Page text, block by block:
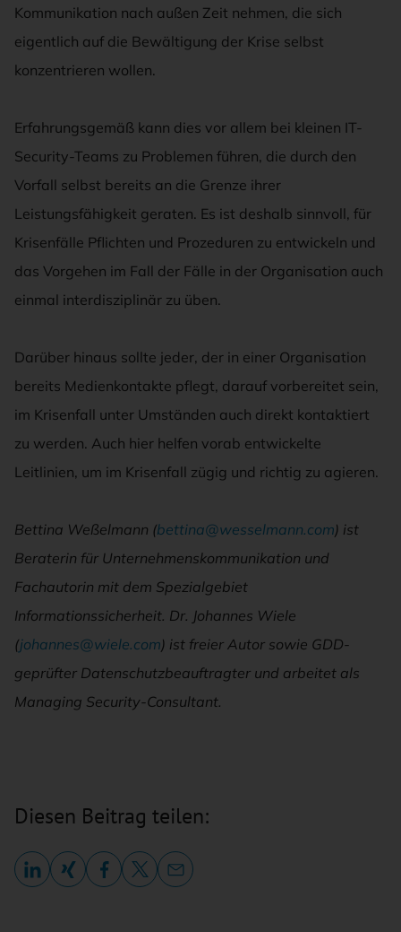
Kommunikation nach außen Zeit nehmen, die sich
eigentlich auf die Bewältigung der Krise selbst
konzentrieren wollen.
Erfahrungsgemäß kann dies vor allem bei kleinen IT-
Security-Teams zu Problemen führen, die durch den
Vorfall selbst bereits an die Grenze ihrer
Leistungsfähigkeit geraten. Es ist deshalb sinnvoll, für
Krisenfälle Pflichten und Prozeduren zu entwickeln und
das Vorgehen im Fall der Fälle in der Organisation auch
einmal interdisziplinär zu üben.
Darüber hinaus sollte jeder, der in einer Organisation
bereits Medienkontakte pflegt, darauf vorbereitet sein,
im Krisenfall unter Umständen auch direkt kontaktiert
zu werden. Auch hier helfen vorab entwickelte
Leitlinien, um im Krisenfall zügig und richtig zu agieren.
Bettina Weßelmann (bettina@wesselmann.com) ist
Beraterin für Unternehmenskommunikation und
Fachautorin mit dem Spezialgebiet
Informationssicherheit. Dr. Johannes Wiele
(johannes@wiele.com) ist freier Autor sowie GDD-
geprüfter Datenschutzbeauftragter und arbeitet als
Managing Security-Consultant.
Diesen Beitrag teilen: